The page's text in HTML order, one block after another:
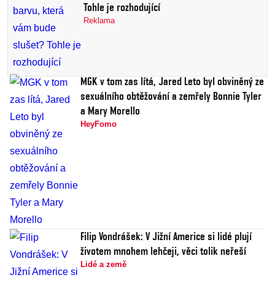
Tohle je rozhodující
Reklama
MGK v tom zas lítá, Jared Leto byl obviněný ze
sexuálního obtěžování a zemřely Bonnie Tyler
a Mary Morello
HeyFomo
Filip Vondrášek: V Jižní Americe si lidé plují
životem mnohem lehčeji, věci tolik neřeší
Lidé a země